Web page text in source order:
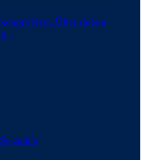
Über sieben
geht’s